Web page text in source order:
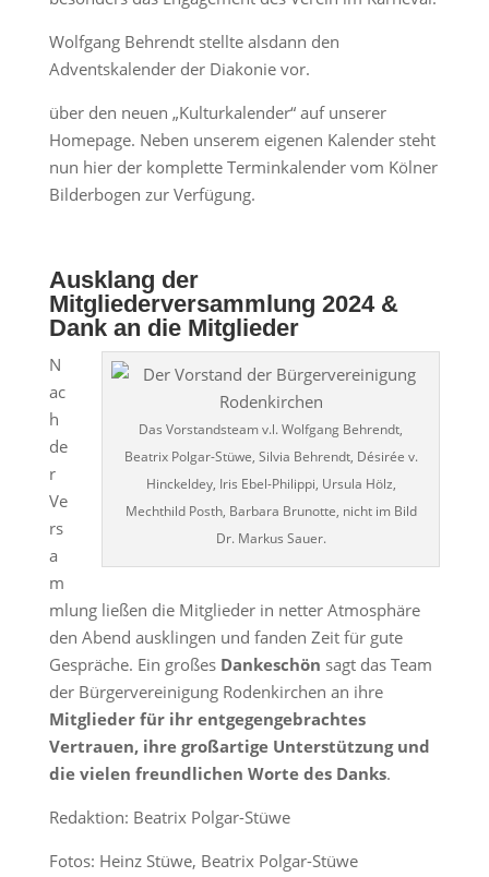
Wolfgang Behrendt stellte alsdann den
Adventskalender der Diakonie vor.
über den neuen „Kulturkalender“ auf unserer
Homepage. Neben unserem eigenen Kalender steht
nun hier der komplette Terminkalender vom Kölner
Bilderbogen zur Verfügung.
Ausklang der
Mitgliederversammlung 2024 &
Dank an die Mitglieder
Das Vorstandsteam v.l. Wolfgang Behrendt,
Beatrix Polgar-Stüwe, Silvia Behrendt, Désirée v.
Hinckeldey, Iris Ebel-Philippi, Ursula Hölz,
Mechthild Posth, Barbara Brunotte, nicht im Bild
Dr. Markus Sauer.
N
ac
h
de
r
Ve
rs
a
m
mlung ließen die Mitglieder in netter Atmosphäre
den Abend ausklingen und fanden Zeit für gute
Gespräche. Ein großes Dankeschön sagt das Team
der Bürgervereinigung Rodenkirchen an ihre
Mitglieder für ihr entgegengebrachtes
Vertrauen, ihre großartige Unterstützung und
die vielen freundlichen Worte des Danks.
Redaktion: Beatrix Polgar-Stüwe
Fotos: Heinz Stüwe, Beatrix Polgar-Stüwe